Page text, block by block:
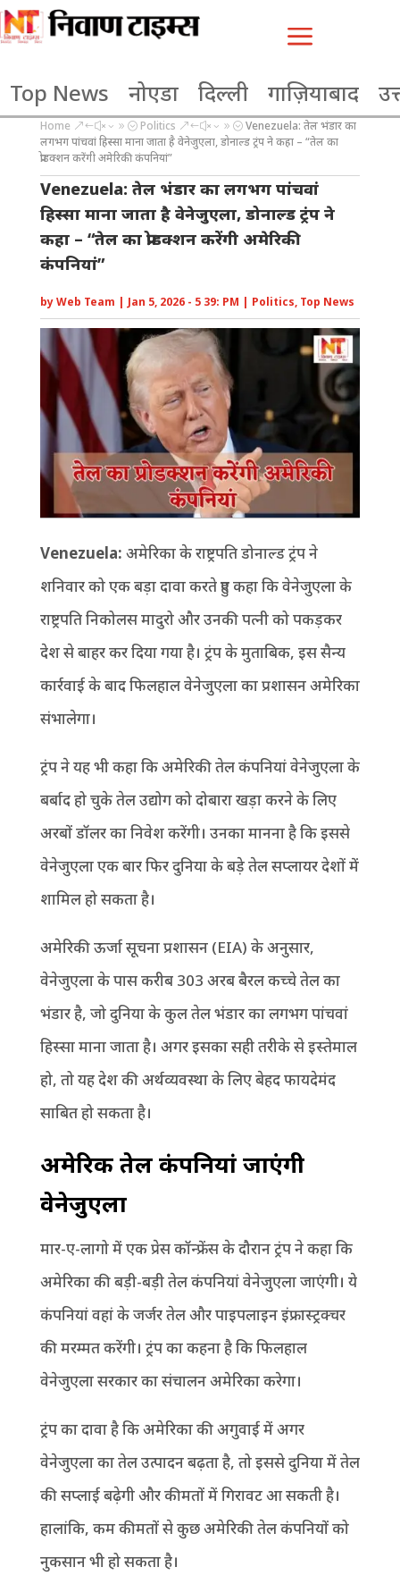
a
Top News नोएडा दिल्ली गाज़ियाबाद
Home &#x39; Politics &#x39; Venezuela: तेल भंडार का
लगभग पांचवां हिस्सा माना जाता है वेनेजुएला, डोनाल्ड ट्रंप ने कहा – “तेल का
प्रोडक्शन करेंगी अमेरिकी कंपनियां”
Venezuela: तेल भंडार का लगभग पांचवां
हिस्सा माना जाता है वेनेजुएला, डोनाल्ड ट्रंप ने
कहा – “तेल का प्रोडक्शन करेंगी अमेरिकी
कंपनियां”
byWeb Team | Jan 5, 2026 - 5 39: PM | Politics, Top News
Venezuela: अमेरिका के राष्ट्रपति डोनाल्ड ट्रंप ने
शनिवार को एक बड़ा दावा करते हुए कहा कि वेनेजुएला के
राष्ट्रपति निकोलस मादुरो और उनकी पत्नी को पकड़कर
देश से बाहर कर दिया गया है। ट्रंप के मुताबिक, इस सैन्य
कार्रवाई के बाद फिलहाल वेनेजुएला का प्रशासन अमेरिका
संभालेगा।
ट्रंप ने यह भी कहा कि अमेरिकी तेल कंपनियां वेनेजुएला के
बर्बाद हो चुके तेल उद्योग को दोबारा खड़ा करने के लिए
अरबों डॉलर का निवेश करेंगी। उनका मानना है कि इससे
वेनेजुएला एक बार फिर दुनिया के बड़े तेल सप्लायर देशों में
शामिल हो सकता है।
अमेरिकी ऊर्जा सूचना प्रशासन (EIA) के अनुसार,
वेनेजुएला के पास करीब 303 अरब बैरल कच्चे तेल का
भंडार है, जो दुनिया के कुल तेल भंडार का लगभग पांचवां
हिस्सा माना जाता है। अगर इसका सही तरीके से इस्तेमाल
हो, तो यह देश की अर्थव्यवस्था के लिए बेहद फायदेमंद
साबित हो सकता है।
अमेरिकी तेल कंपनियां जाएंगी
वेनेजुएला
मार-ए-लागो में एक प्रेस कॉन्फ्रेंस के दौरान ट्रंप ने कहा कि
अमेरिका की बड़ी-बड़ी तेल कंपनियां वेनेजुएला जाएंगी। ये
कंपनियां वहां के जर्जर तेल और पाइपलाइन इंफ्रास्ट्रक्चर
की मरम्मत करेंगी। ट्रंप का कहना है कि फिलहाल
वेनेजुएला सरकार का संचालन अमेरिका करेगा।
ट्रंप का दावा है कि अमेरिका की अगुवाई में अगर
वेनेजुएला का तेल उत्पादन बढ़ता है, तो इससे दुनिया में तेल
की सप्लाई बढ़ेगी और कीमतों में गिरावट आ सकती है।
हालांकि, कम कीमतों से कुछ अमेरिकी तेल कंपनियों को
नुकसान भी हो सकता है।